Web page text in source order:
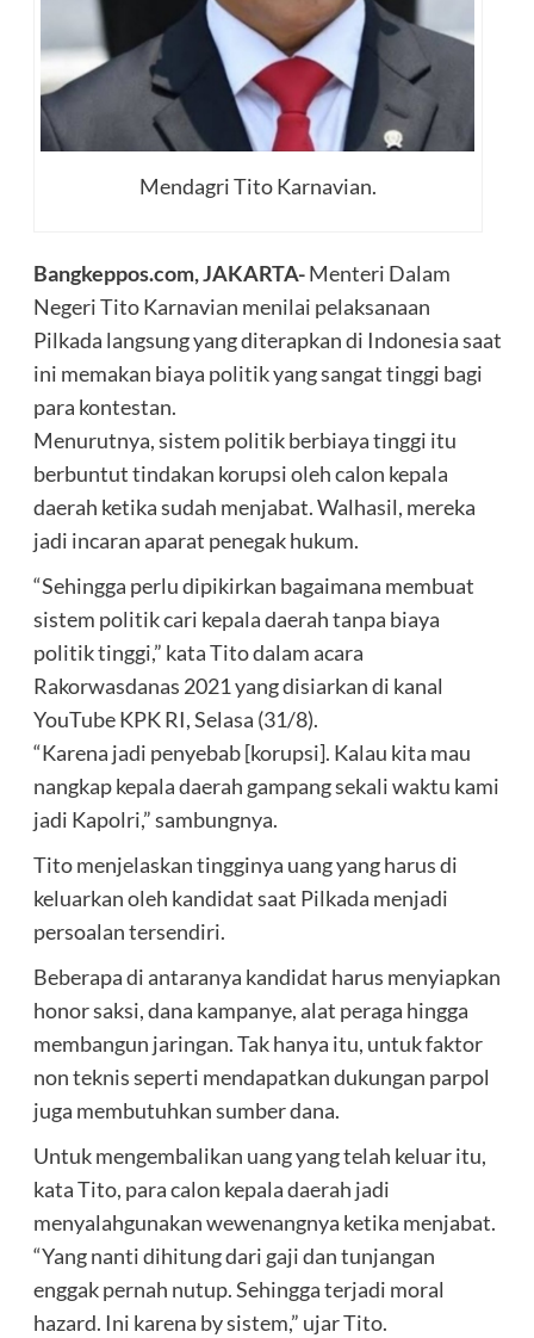
Mendagri Tito Karnavian.
Bangkeppos.com, JAKARTA-Menteri Dalam
Negeri Tito Karnavian menilai pelaksanaan
Pilkada langsung yang diterapkan di Indonesia saat
ini memakan biaya politik yang sangat tinggi bagi
para kontestan.
Menurutnya, sistem politik berbiaya tinggi itu
berbuntut tindakan korupsi oleh calon kepala
daerah ketika sudah menjabat. Walhasil, mereka
jadi incaran aparat penegak hukum.
“Sehingga perlu dipikirkan bagaimana membuat
sistem politik cari kepala daerah tanpa biaya
politik tinggi,” kata Tito dalam acara
Rakorwasdanas 2021 yang disiarkan di kanal
YouTube KPK RI, Selasa (31/8).
“Karena jadi penyebab [korupsi]. Kalau kita mau
nangkap kepala daerah gampang sekali waktu kami
jadi Kapolri,” sambungnya.
Tito menjelaskan tingginya uang yang harus di
keluarkan oleh kandidat saat Pilkada menjadi
persoalan tersendiri.
Beberapa di antaranya kandidat harus menyiapkan
honor saksi, dana kampanye, alat peraga hingga
membangun jaringan. Tak hanya itu, untuk faktor
non teknis seperti mendapatkan dukungan parpol
juga membutuhkan sumber dana.
Untuk mengembalikan uang yang telah keluar itu,
kata Tito, para calon kepala daerah jadi
menyalahgunakan wewenangnya ketika menjabat.
“Yang nanti dihitung dari gaji dan tunjangan
enggak pernah nutup. Sehingga terjadi moral
hazard. Ini karena by sistem,” ujar Tito.